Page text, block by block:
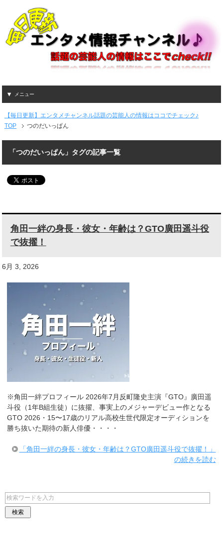
メニュー
【毎日更新】エンタメチャンネル話題の芸能人の情報はココでチェック♪
TOP
つのだいっぱん
「つのだいっぱん」タグの記事一覧
角田一絆の身長・彼女・年齢は？GTO廣田遥斗役
で抜擢！
6月 3, 2026
※角田一絆プロフィール 2026年7月反町隆史主演『GTO』廣田遥
斗役（1年B組生徒）に抜擢、事実上のメジャーデビュー作となる
GTO 2026・15〜17歳のリアル高校生世代限定オーディションを
勝ち抜いた期待の新人俳優・・・・
「角田一絆の身長・彼女・年齢は？GTO廣田遥斗役で抜擢！」
の続きを読む